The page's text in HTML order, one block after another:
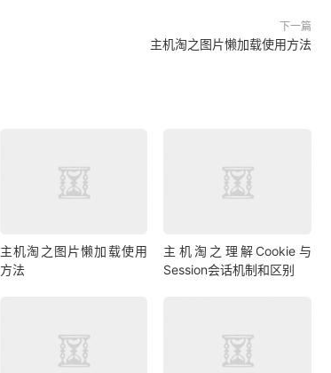
下一篇
主机淘之图片懒加载使用方法
主机淘之图片懒加载使用
方法
主机淘之理解Cookie与
Session会话机制和区别